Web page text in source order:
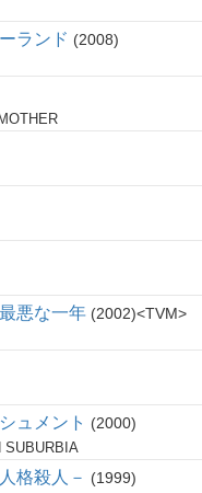
ランド 2008
悪な一年 2002 TVM
ュメント 2000
SUBURBIA
格殺人－ 1999